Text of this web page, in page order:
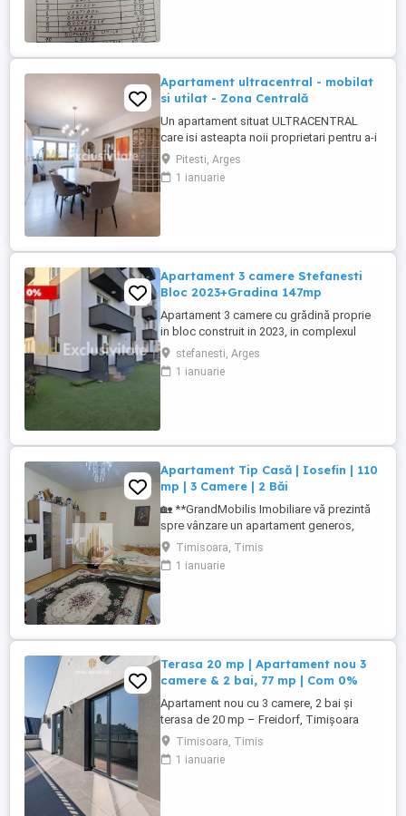
Apartament ultracentral - mobilat
si utilat - Zona Centrală
Un apartament situat ULTRACENTRAL
care isi asteapta noii proprietari pentru a-i
da culoare si a-l transforma in ACASA. Va
invitam sa descoperiți acest apartament
cu 3 camere, cu un potențial extraordinar,
Pitesti, Arges
1 ianuarie
Apartament 3 camere Stefanesti
Bloc 2023+Gradina 147mp
Apartament 3 camere cu grădină proprie
in bloc construit in 2023, in complexul
rezidential Cavalerului Residence situat pe
strada Cavalerului vis-a-vis de Marcea Spa
la 5 min de Centrul Pitestului.. Descoperă
stefanesti, Arges
1 ianuarie
Apartament Tip Casă | Iosefin | 110
mp | 3 Camere | 2 Băi
🏡 **GrandMobilis Imobiliare vă prezintă
spre vânzare un apartament generos,
recent renovat, situat în curte comună, în
zona Iosefin – Timișoara.** Dacă îți
dorești un apartament spațios, într-o zonă
Timisoara, Timis
1 ianuarie
Terasa 20 mp | Apartament nou 3
camere & 2 bai, 77 mp | Com 0%
Apartament nou cu 3 camere, 2 bai și
terasa de 20 mp – Freidorf, Timișoara
Comision 0% pentru cumpărător |
Reprezentare dedicată dezvoltator În
zona Freidorf, una dintre zonele
Timisoara, Timis
1 ianuarie